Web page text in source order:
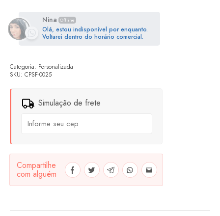
Nina Offline
Olá, estou indisponível por enquanto.
Voltarei dentro do horário comercial.
SKU: CPSF-0025
Categoria: Personalizada
Simulação de frete
Compartilhe
com alguém